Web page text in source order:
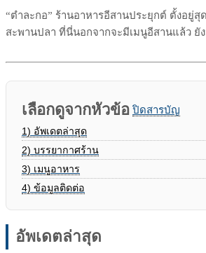
“ตำละกอ” ร้านอาหารอีสานประยุกต์ ตั้งอยู่สุ
สะพานปลา ที่นี่นอกจากจะมีเมนูอีสานแล้ว ยั
เลือกดูจากหัวข้อ ปิดสารบัญ
1) อัพเดตล่าสุด
2) บรรยากาศร้าน
3) เมนูอาหาร
4) ข้อมูลติดต่อ
อัพเดตล่าสุด